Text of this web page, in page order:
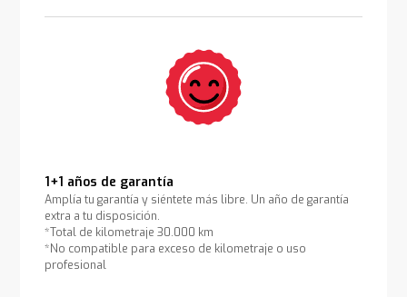
1+1 años de garantía
Amplía tu garantía y siéntete más libre. Un año de garantía
extra a tu disposición.
*Total de kilometraje 30.000 km
*No compatible para exceso de kilometraje o uso
profesional